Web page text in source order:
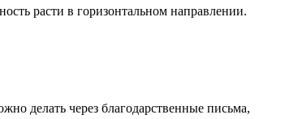
расти в горизонтальном направлении.
делать через благодарственные письма,